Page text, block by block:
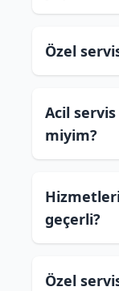
Özel
Acil
miyim?
geçerli?
Özel